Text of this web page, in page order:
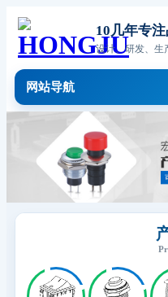
10几年专
设计、研发、生
网站导航